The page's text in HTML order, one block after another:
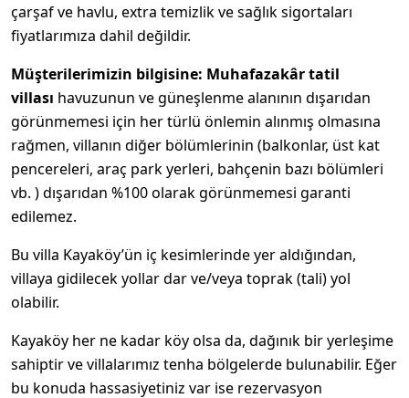
çarşaf ve havlu, extra temizlik ve sağlık sigortaları
fiyatlarımıza dahil değildir.
Müşterilerimizin bilgisine: Muhafazakâr tatil
villası havuzunun ve güneşlenme alanının dışarıdan
görünmemesi için her türlü önlemin alınmış olmasına
rağmen, villanın diğer bölümlerinin (balkonlar, üst kat
pencereleri, araç park yerleri, bahçenin bazı bölümleri
vb. ) dışarıdan %100 olarak görünmemesi garanti
edilemez.
Bu villa Kayaköy’ün iç kesimlerinde yer aldığından,
villaya gidilecek yollar dar ve/veya toprak (tali) yol
olabilir.
Kayaköy her ne kadar köy olsa da, dağınık bir yerleşime
sahiptir ve villalarımız tenha bölgelerde bulunabilir. Eğer
bu konuda hassasiyetiniz var ise rezervasyon